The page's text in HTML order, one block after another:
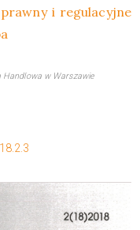
i regulacyjne
Handlowa w Warszawie